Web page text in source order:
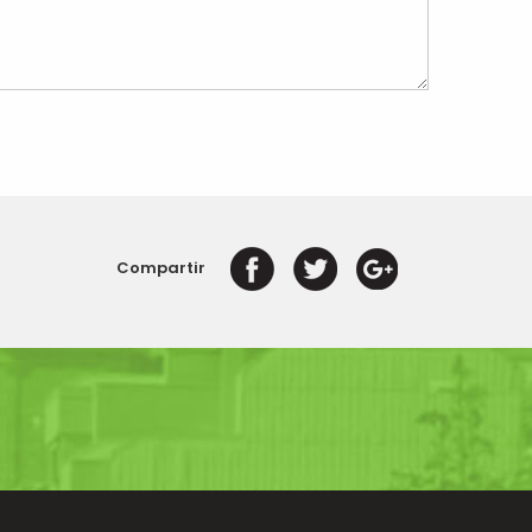
Compartir